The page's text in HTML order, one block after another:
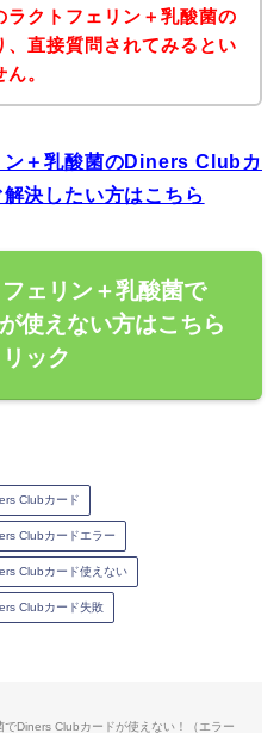
ラクトフェリン＋乳酸菌の
、直接質問されてみるとい
。
ン＋乳酸菌のDiners Clubカ
決したい方はこちら
ェリン＋乳酸菌で
使えない方はこちら
ック
Clubカード
Clubカードエラー
Clubカード使えない
Clubカード失敗
Diners Clubカードが使えない！（エラー